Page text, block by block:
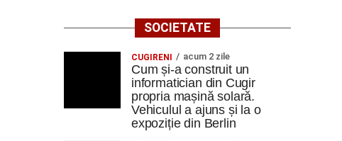
SOCIETATE
CUGIRENI acum 2 zile
Cum și-a construit un
informatician din Cugir
propria mașină solară.
Vehiculul a ajuns și la o
expoziție din Berlin